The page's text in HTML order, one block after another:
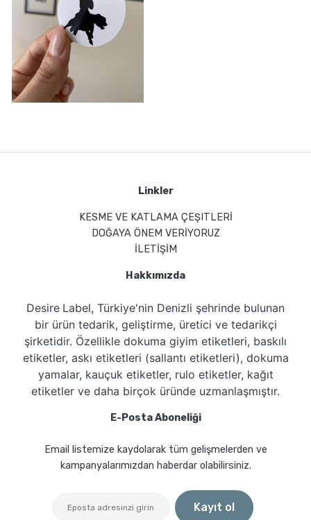
Linkler
KESME VE KATLAMA ÇEŞITLERİ
DOĞAYA ÖNEM VERİYORUZ
İLETİŞİM
Hakkımızda
Desire Label, Türkiye'nin Denizli şehrinde bulunan
bir ürün tedarik, geliştirme, üretici ve tedarikçi
şirketidir. Özellikle dokuma giyim etiketleri, baskılı
etiketler, askı etiketleri (sallantı etiketleri), dokuma
yamalar, kauçuk etiketler, rulo etiketler, kağıt
etiketler ve daha birçok üründe uzmanlaşmıştır.
E-Posta Aboneliği
Email listemize kaydolarak tüm gelişmelerden ve
kampanyalarımızdan haberdar olabilirsiniz.
Kayıt ol